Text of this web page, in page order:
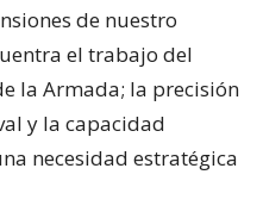
de nuestro
el trabajo del
la Armada; la precisión
y la capacidad
necesidad estratégica